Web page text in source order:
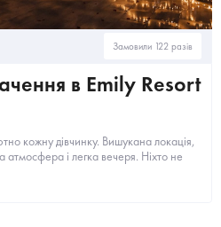
Замовили 122 разів
в Emily Resort
кожну дівчинку. Вишукана локація,
і легка вечеря. Ніхто не